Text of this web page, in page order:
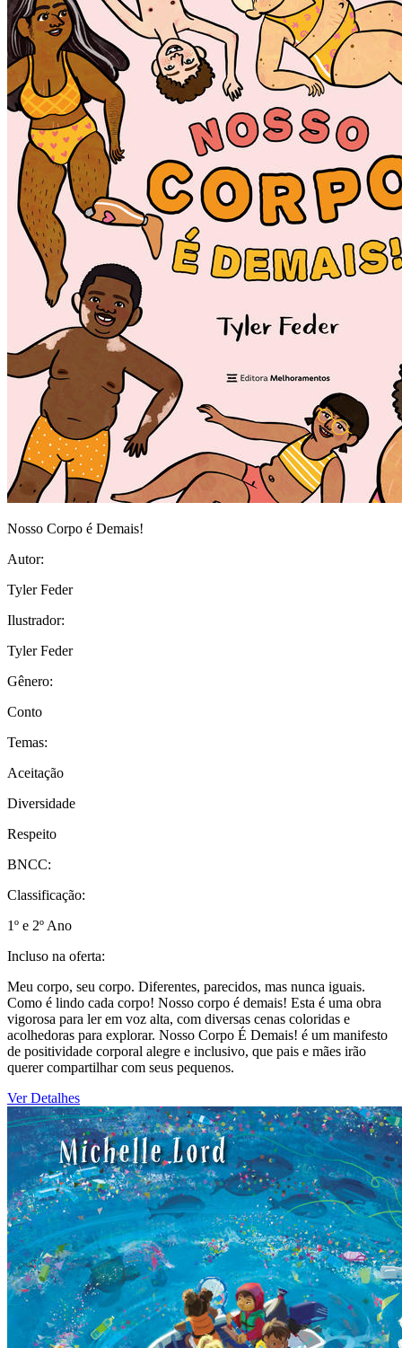
Nosso Corpo é Demais!
Autor:
Tyler Feder
Ilustrador:
Tyler Feder
Gênero:
Conto
Temas:
Aceitação
Diversidade
Respeito
BNCC:
Classificação:
1º e 2º Ano
Incluso na oferta:
Meu corpo, seu corpo. Diferentes, parecidos, mas nunca iguais.
Como é lindo cada corpo! Nosso corpo é demais! Esta é uma obra
vigorosa para ler em voz alta, com diversas cenas coloridas e
acolhedoras para explorar. Nosso Corpo É Demais! é um manifesto
de positividade corporal alegre e inclusivo, que pais e mães irão
querer compartilhar com seus pequenos.
Ver Detalhes